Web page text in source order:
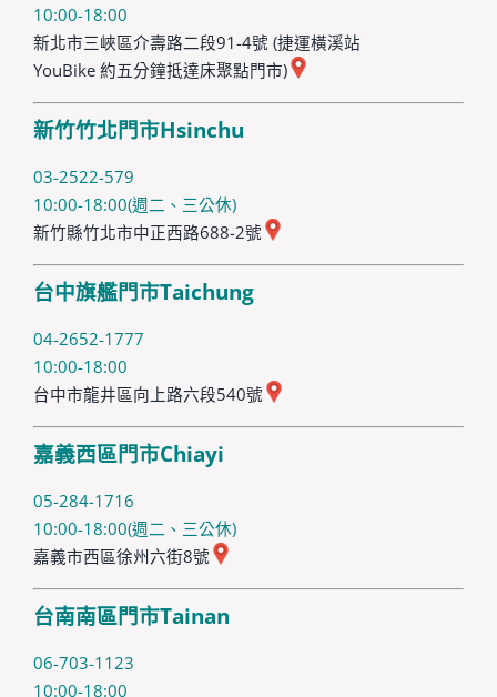
10:00-18:00
新北市三峽區介壽路二段91-4號 (捷運橫溪站
YouBike 約五分鐘抵達床聚點門市)
新竹竹北門市Hsinchu
03-2522-579
10:00-18:00(週二、三公休)
新竹縣竹北市中正西路688-2號
台中旗艦門市Taichung
04-2652-1777
10:00-18:00
台中市龍井區向上路六段540號
嘉義西區門市Chiayi
05-284-1716
10:00-18:00(週二、三公休)
嘉義市西區徐州六街8號
台南南區門市Tainan
06-703-1123
10:00-18:00